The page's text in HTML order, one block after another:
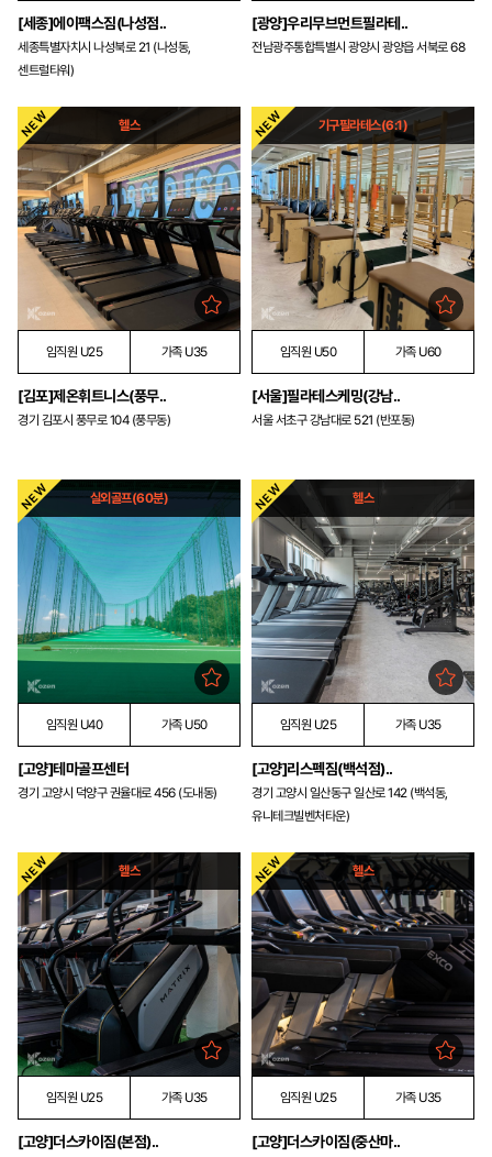
[세종]에이팩스짐(나성점..
세종특별자치시 나성북로 21 (나성동,
센트럴타워)
[광양]우리무브먼트필라테..
전남광주통합특별시 광양시 광양읍 서북로 68
헬스
임직원 U25 가족 U35
[김포]제온휘트니스(풍무..
경기 김포시 풍무로 104 (풍무동)
기구필라테스(6:1)
임직원 U50 가족 U60
[서울]필라테스케밍(강남..
서울 서초구 강남대로 521 (반포동)
실외골프(60분)
임직원 U40 가족 U50
[고양]테마골프센터
경기 고양시 덕양구 권율대로 456 (도내동)
헬스
임직원 U25 가족 U35
[고양]리스펙짐(백석점)..
경기 고양시 일산동구 일산로 142 (백석동,
유니테크빌벤처타운)
헬스
임직원 U25 가족 U35
[고양]더스카이짐(본점)..
헬스
임직원 U25 가족 U35
[고양]더스카이짐(중산마..